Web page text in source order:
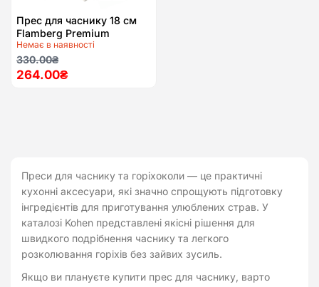
Прес для часнику 18 см
Flamberg Premium
Essential
Немає в наявності
330.00₴
Оригінальна
ціна:
264.00₴
Поточна
ціна:
Преси для часнику та горіхоколи — це практичні
кухонні аксесуари, які значно спрощують підготовку
інгредієнтів для приготування улюблених страв. У
каталозі Kohen представлені якісні рішення для
швидкого подрібнення часнику та легкого
розколювання горіхів без зайвих зусиль.
Якщо ви плануєте купити прес для часнику, варто